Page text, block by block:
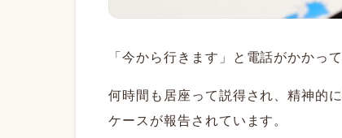
「今から行きます」と電話がかかっ
何時間も居座って説得され、精神的
ケースが報告されています。